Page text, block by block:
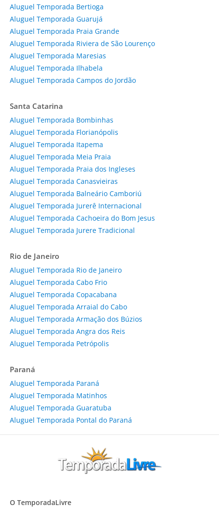
Aluguel Temporada Bertioga
Aluguel Temporada Guarujá
Aluguel Temporada Praia Grande
Aluguel Temporada Riviera de São Lourenço
Aluguel Temporada Maresias
Aluguel Temporada Ilhabela
Aluguel Temporada Campos do Jordão
Santa Catarina
Aluguel Temporada Bombinhas
Aluguel Temporada Florianópolis
Aluguel Temporada Itapema
Aluguel Temporada Meia Praia
Aluguel Temporada Praia dos Ingleses
Aluguel Temporada Canasvieiras
Aluguel Temporada Balneário Camboriú
Aluguel Temporada Jurerê Internacional
Aluguel Temporada Cachoeira do Bom Jesus
Aluguel Temporada Jurere Tradicional
Rio de Janeiro
Aluguel Temporada Rio de Janeiro
Aluguel Temporada Cabo Frio
Aluguel Temporada Copacabana
Aluguel Temporada Arraial do Cabo
Aluguel Temporada Armação dos Búzios
Aluguel Temporada Angra dos Reis
Aluguel Temporada Petrópolis
Paraná
Aluguel Temporada Paraná
Aluguel Temporada Matinhos
Aluguel Temporada Guaratuba
Aluguel Temporada Pontal do Paraná
O TemporadaLivre